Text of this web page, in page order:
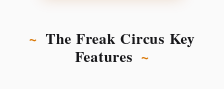
~ The Freak Circus Key
Features ~